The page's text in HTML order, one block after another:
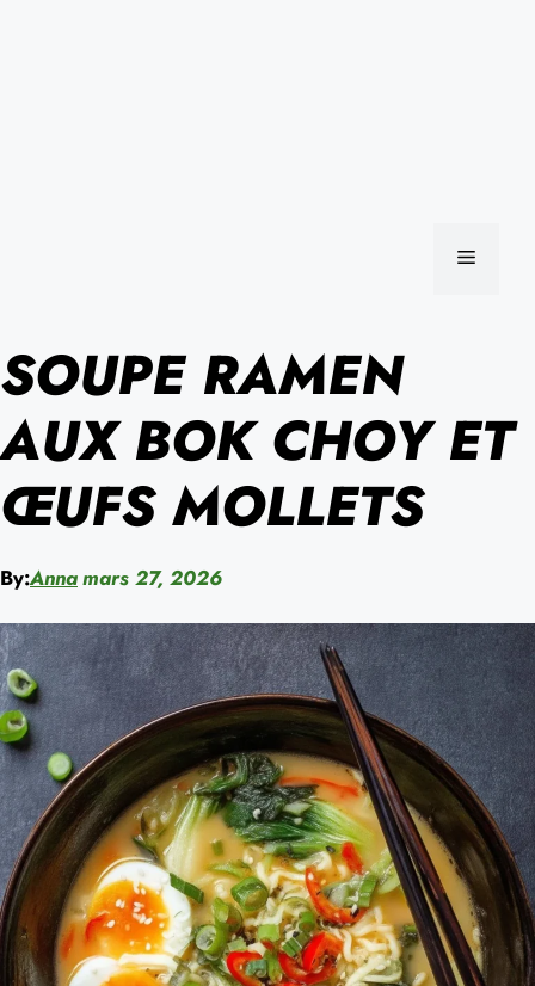
MENU
SOUPE RAMEN
AUX BOK CHOY ET
ŒUFS MOLLETS
By:Annamars 27, 2026